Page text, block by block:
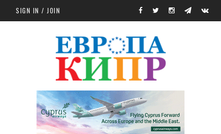
Skip to main content
SIGN IN / JOIN